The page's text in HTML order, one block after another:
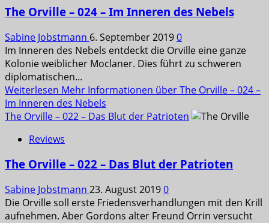
The Orville – 024 – Im Inneren des Nebels
Sabine Jobstmann 6. September 20190
Im Inneren des Nebels entdeckt die Orville eine ganze
Kolonie weiblicher Moclaner. Dies führt zu schweren
diplomatischen...
Weiterlesen Mehr Informationen über The Orville – 024 –
Im Inneren des Nebels
The Orville – 022 – Das Blut der Patrioten
Reviews
The Orville – 022 – Das Blut der Patrioten
Sabine Jobstmann 23. August 20190
Die Orville soll erste Friedensverhandlungen mit den Krill
aufnehmen. Aber Gordons alter Freund Orrin versucht